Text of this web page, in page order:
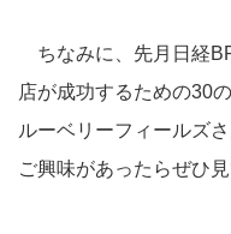
ちなみに、先月日経
店が成功するための30
ルーベリーフィールズ
ご興味があったらぜひ